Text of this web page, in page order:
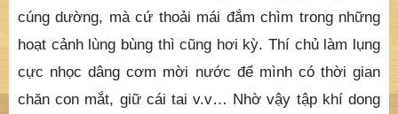
cúng dường, mà cứ thoải mái đắm chìm trong những
hoạt cảnh lùng bùng thì cũng hơi kỳ. Thí chủ làm lụng
cực nhọc dâng cơm mời nước để mình có thời gian
chăn con mắt, giữ cái tai v.v… Nhờ vậy tập khí dong